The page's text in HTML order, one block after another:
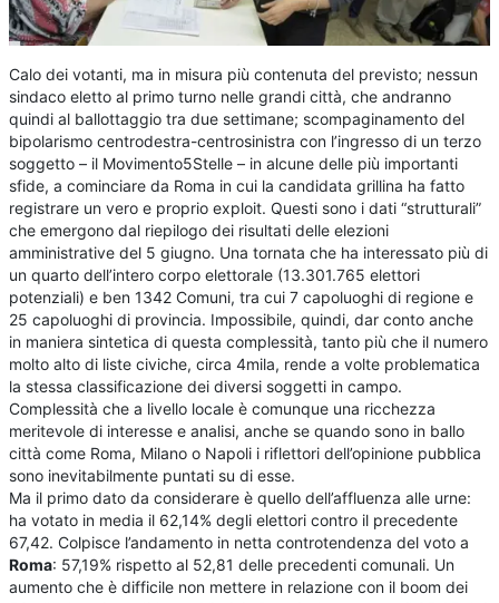
Calo dei votanti, ma in misura più contenuta del previsto; nessun
sindaco eletto al primo turno nelle grandi città, che andranno
quindi al ballottaggio tra due settimane; scompaginamento del
bipolarismo centrodestra-centrosinistra con l’ingresso di un terzo
soggetto – il Movimento5Stelle – in alcune delle più importanti
sfide, a cominciare da Roma in cui la candidata grillina ha fatto
registrare un vero e proprio exploit. Questi sono i dati “strutturali”
che emergono dal riepilogo dei risultati delle elezioni
amministrative del 5 giugno. Una tornata che ha interessato più di
un quarto dell’intero corpo elettorale (13.301.765 elettori
potenziali) e ben 1342 Comuni, tra cui 7 capoluoghi di regione e
25 capoluoghi di provincia. Impossibile, quindi, dar conto anche
in maniera sintetica di questa complessità, tanto più che il numero
molto alto di liste civiche, circa 4mila, rende a volte problematica
la stessa classificazione dei diversi soggetti in campo.
Complessità che a livello locale è comunque una ricchezza
meritevole di interesse e analisi, anche se quando sono in ballo
città come Roma, Milano o Napoli i riflettori dell’opinione pubblica
sono inevitabilmente puntati su di esse.
Ma il primo dato da considerare è quello dell’affluenza alle urne:
ha votato in media il 62,14% degli elettori contro il precedente
67,42. Colpisce l’andamento in netta controtendenza del voto a
Roma: 57,19% rispetto al 52,81 delle precedenti comunali. Un
aumento che è difficile non mettere in relazione con il boom dei